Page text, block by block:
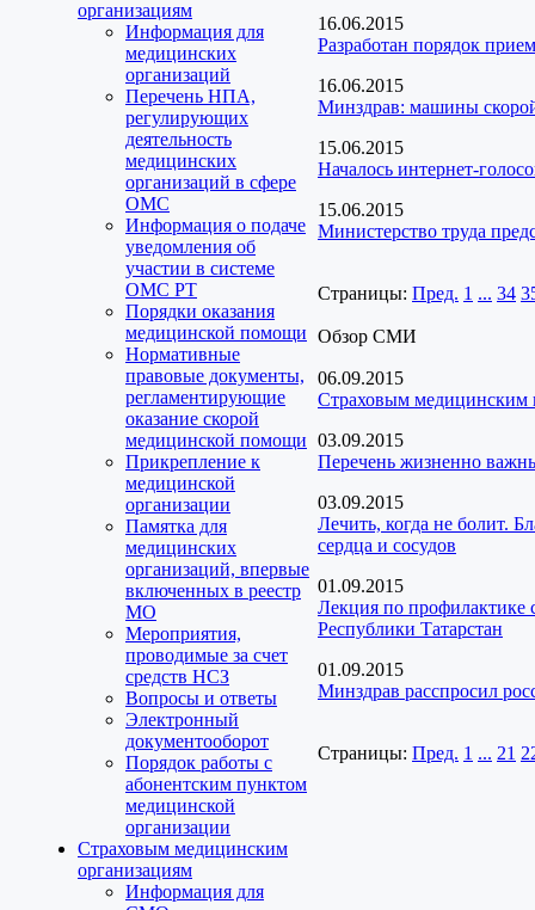
организациям
Информация для
медицинских
организаций
Перечень НПА,
регулирующих
деятельность
медицинских
организаций в сфере
ОМС
Информация о подаче
уведомления об
участии в системе
ОМС РТ
Порядки оказания
медицинской помощи
Нормативные
правовые документы,
регламентирующие
оказание скорой
медицинской помощи
Прикрепление к
медицинской
организации
Памятка для
медицинских
организаций, впервые
включенных в реестр
МО
Мероприятия,
проводимые за счет
средств НСЗ
Вопросы и ответы
Электронный
документооборот
Порядок работы с
абонентским пунктом
медицинской
организации
Страховым медицинским
организациям
Информация для
16.06.2015
Разработан порядок
16.06.2015
Минздрав: машины
15.06.2015
Началось интернет-
15.06.2015
Министерство труда
Страницы: Пред. 1 ... 34
Обзор СМИ
06.09.2015
Страховым медицинским
03.09.2015
Перечень жизненно
03.09.2015
Лечить, когда не болит.
сердца и сосудов
01.09.2015
Лекция по профилактике
Республики Татарстан
01.09.2015
Минздрав расспросил
Страницы: Пред. 1 ... 21